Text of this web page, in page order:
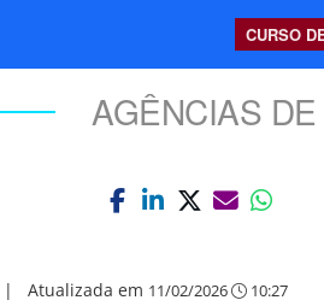
CURSO
AGÊNCIAS
| Atualizada em 11/02/2026 10:27